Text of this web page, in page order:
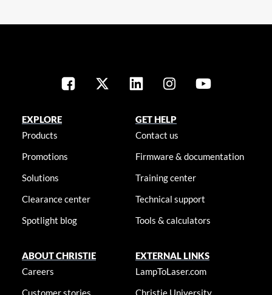
EXPLORE
Products
Promotions
Solutions
Clearance center
Spotlight blog
GET HELP
Contact us
Firmware & documentation
Training center
Technical support
Tools & calculators
ABOUT CHRISTIE
Careers
Customer stories
EXTERNAL LINKS
LampToLaser.com
Christie University